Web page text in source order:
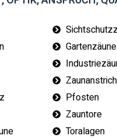
Gartenzäune
Zaunanstrich
Pfosten
Zauntore
Toralagen